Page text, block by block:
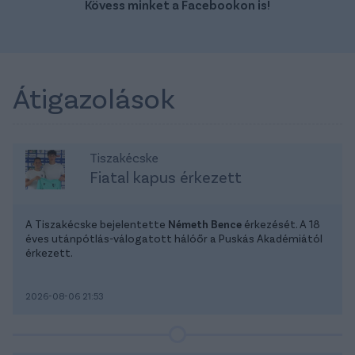
Kövess minket a Facebookon is!
Átigazolások
Tiszakécske
Fiatal kapus érkezett
A Tiszakécske bejelentette Németh Bence érkezését. A 18
éves utánpótlás-válogatott hálóőr a Puskás Akadémiától
érkezett.
2026-08-06 21:53